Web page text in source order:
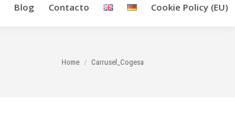
windowwindowwindow
Blog Contacto Cookie Policy (EU)
You are here:
Home Carrusel_Cogesa